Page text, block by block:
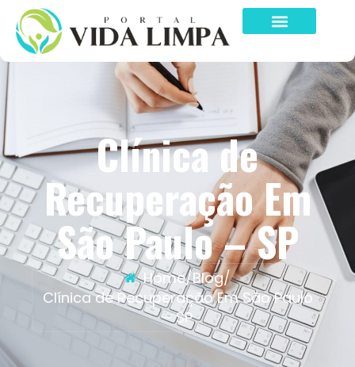
Clínica de
Recuperação Em
São Paulo – SP
Home/Blog/
Clínica de Recuperação Em São Paulo
– SP